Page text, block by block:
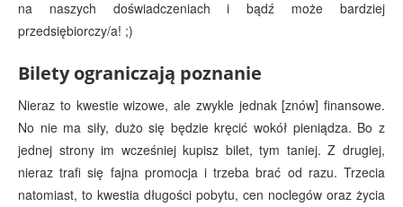
na naszych doświadczeniach i bądź może bardziej
przedsiębiorczy/a! ;)
Bilety ograniczają poznanie
Nieraz to kwestie wizowe, ale zwykle jednak [znów] finansowe.
No nie ma siły, dużo się będzie kręcić wokół pieniądza. Bo z
jednej strony im wcześniej kupisz bilet, tym taniej. Z drugiej,
nieraz trafi się fajna promocja i trzeba brać od razu. Trzecia
natomiast, to kwestia długości pobytu, cen noclegów oraz życia